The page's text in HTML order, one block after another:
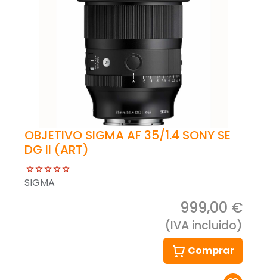
OBJETIVO SIGMA AF 35/1.4 SONY SE
DG II (ART)
SIGMA
999,00 €
(IVA incluido)
Comprar